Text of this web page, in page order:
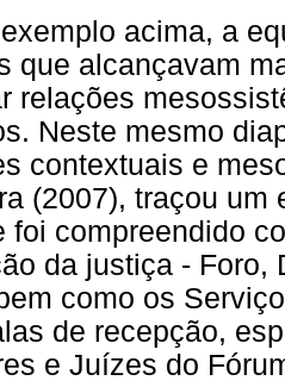
acima, a
que alcançavam
relações
Neste mesmo
contextuais e
(2007), traçou um
foi compreendido
da justiça - Foro,
como os
de recepção,
e Juízes do